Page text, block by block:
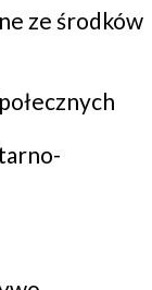
ze środków